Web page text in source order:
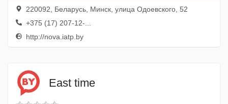
220092, Беларусь, Минск, улица Одоевского, 52
+375 (17) 207-12-...
http://nova.iatp.by
East time